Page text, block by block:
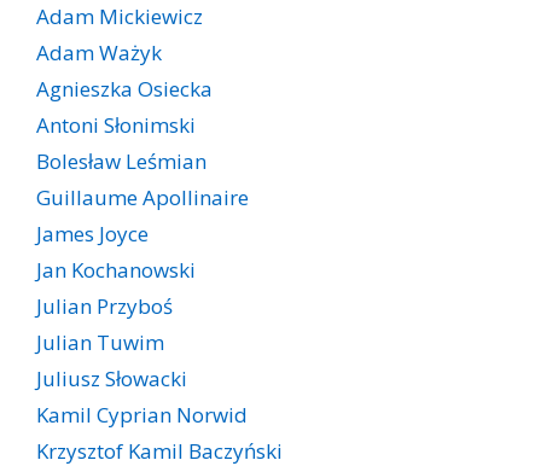
Adam Mickiewicz
Adam Ważyk
Agnieszka Osiecka
Antoni Słonimski
Bolesław Leśmian
Guillaume Apollinaire
James Joyce
Jan Kochanowski
Julian Przyboś
Julian Tuwim
Juliusz Słowacki
Kamil Cyprian Norwid
Krzysztof Kamil Baczyński